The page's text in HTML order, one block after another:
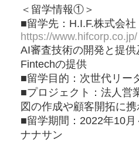
＜留学情報①＞
■留学先：H.I.F.株式会
https://www.hifcorp.co.jp/
AI審査技術の開発と提
Fintechの提供
■留学目的：次世代リー
■プロジェクト：法人営
図の作成や顧客開拓に携
■留学期間：2022年10
ナナサン